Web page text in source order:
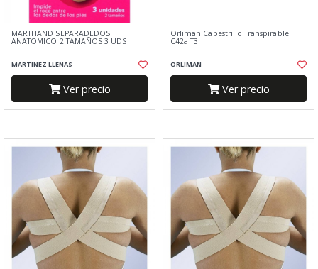
MARTHAND SEPARADEDOS
ANATOMICO 2 TAMAÑOS 3 UDS
MARTINEZ LLENAS
Ver precio
Orliman Cabestrillo Transpirable
C42a T3
ORLIMAN
Ver precio